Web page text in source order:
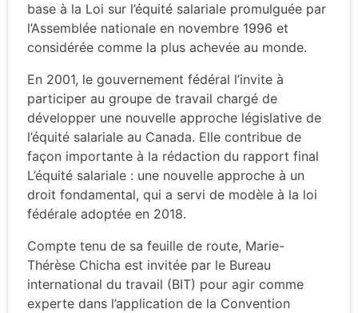
base à la Loi sur l’équité salariale promulguée par
l’Assemblée nationale en novembre 1996 et
considérée comme la plus achevée au monde.
En 2001, le gouvernement fédéral l’invite à
participer au groupe de travail chargé de
développer une nouvelle approche législative de
l’équité salariale au Canada. Elle contribue de
façon importante à la rédaction du rapport final
L’équité salariale : une nouvelle approche à un
droit fondamental, qui a servi de modèle à la loi
fédérale adoptée en 2018.
Compte tenu de sa feuille de route, Marie-
Thérèse Chicha est invitée par le Bureau
international du travail (BIT) pour agir comme
experte dans l’application de la Convention